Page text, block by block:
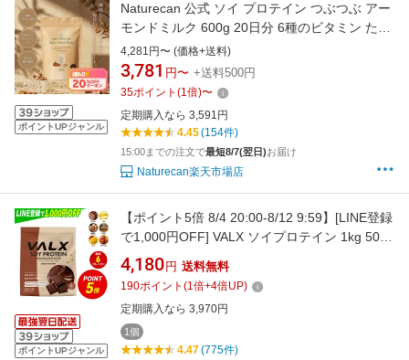
ポイントUPジャンル
Naturecan 公式 ソイ プロテイン つぶつぶ アー
モンドミルク 600g 20日分 6種のビタミン たん
ぱく質 21g 女性用 国内製造 置き換え ネイチャ
ーカン 低糖質 女性 美容 高たんぱく 日本製 低
脂肪 低カロリー ダイエット SDGs 環境にやさ
4,281円〜 (価格+送料)
3,781 円〜 +送料500円
35ポイント (1倍)〜
定期購入なら 3,591円
4.45(154件)
15:00までの注文で最短8/7(翌日)お届け
Naturecan楽天市場店
ポイントUPジャンル
【ポイント5倍 8/4 20:00-8/12 9:59】[LINE登録
で1,000円OFF] VALX ソイプロテイン 1kg 50食
分 選べる6種フレーバー 女性 ダイエット 置き
換え 糖質制限 美容 筋トレ 植物性 大豆 プロテ
イン 国内生産 山本義徳 チョコ マンゴー バナナ
ほうじ茶 生キャラメル
4,180 円 送料無料
190ポイント (1倍+4倍UP)
定期購入なら 3,970円
1個
4.47(775件)